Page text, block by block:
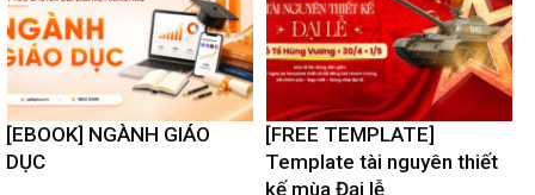
[EBOOK] NGÀNH GIÁO
DỤC
[FREE TEMPLATE]
Template tài nguyên thiết
kế mùa Đại lễ